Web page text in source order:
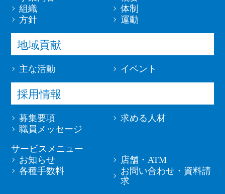
組織
体制
方針
運動
地域貢献
主な活動 イベント
採用情報
募集要項
求める人材
職員メッセージ
サービスメニュー
お知らせ
店舗・ATM
各種手数料
お問い合わせ・資料請
求